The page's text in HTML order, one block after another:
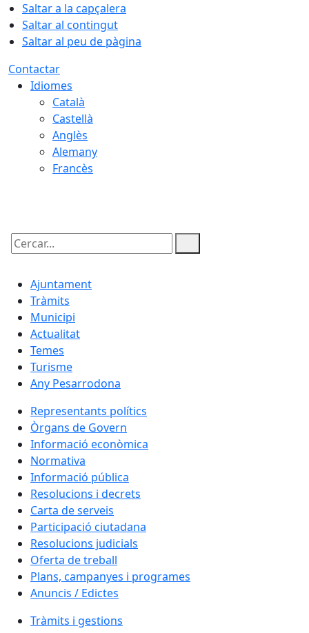
Saltar a la capçalera
Saltar al contingut
Saltar al peu de pàgina
Contactar
Idiomes
Català
Castellà
Anglès
Alemany
Francès
Cercar:
Ajuntament
Tràmits
Municipi
Actualitat
Temes
Turisme
Any Pesarrodona
Representants polítics
Òrgans de Govern
Informació econòmica
Normativa
Informació pública
Resolucions i decrets
Carta de serveis
Participació ciutadana
Resolucions judicials
Oferta de treball
Plans, campanyes i programes
Anuncis / Edictes
Tràmits i gestions